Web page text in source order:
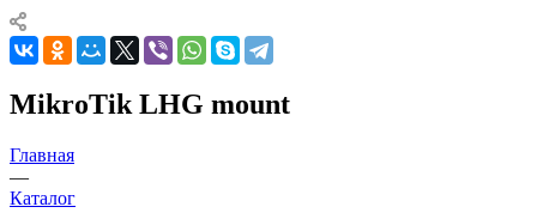
MikroTik LHG mount
Главная
—
Каталог